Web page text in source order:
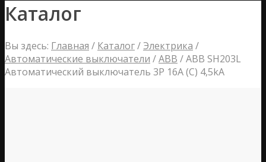
Каталог
Вы здесь: Главная / Каталог/ Электрика /
Автоматические выключатели /ABB /ABB SH203L
Автоматический выключатель 3P 16А (С) 4,5kA